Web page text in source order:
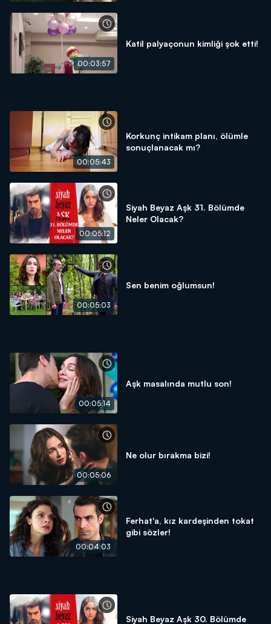
00:03:57
Katil palyaçonun kimliği şok etti!
00:05:43
Korkunç intikam planı, ölümle
sonuçlanacak mı?
00:05:12
Siyah Beyaz Aşk 31. Bölümde
Neler Olacak?
00:05:03
Sen benim oğlumsun!
00:05:14
Aşk masalında mutlu son!
00:05:06
Ne olur bırakma bizi!
00:04:03
Ferhat'a, kız kardeşinden tokat
gibi sözler!
Siyah Beyaz Aşk 30. Bölümde